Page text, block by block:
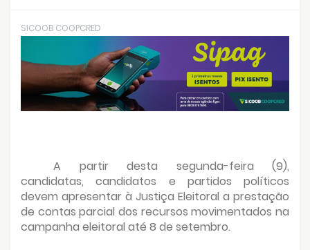
SICOOB COOPCRED
A partir desta segunda-feira (9),
candidatas, candidatos e partidos políticos
devem apresentar à Justiça Eleitoral a prestação
de contas parcial dos recursos movimentados na
campanha eleitoral até 8 de setembro.